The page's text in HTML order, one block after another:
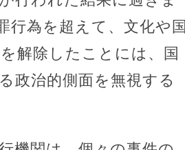
行為を超えて、文化や国
解除したことには、国
政治的側面を無視する